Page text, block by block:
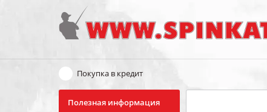
Покупка в кредит
Полезная информация